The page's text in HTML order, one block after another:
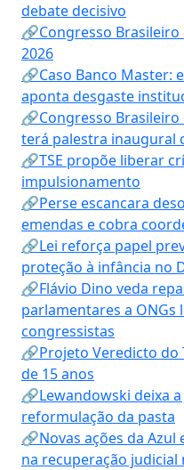
debate decisivo
🔗Congresso
2026
🔗Caso Banco Master:
aponta desgaste
🔗Congresso
terá palestra inaugural
🔗TSE propõe liberar
impulsionamento
🔗Perse escancara
emendas e cobra
🔗Lei reforça papel
proteção à infância no
🔗Flávio Dino veda
parlamentares a ONGs
congressistas
🔗Projeto Veredicto do
de 15 anos
🔗Lewandowski deixa
reformulação da pasta
🔗Novas ações da Azul
na recuperação judicial